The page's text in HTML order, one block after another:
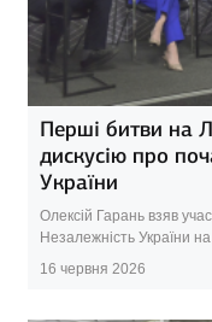
Перші битви на
дискусію про
України
Олексій Гарань взяв
Незалежність України
16 червня 2026